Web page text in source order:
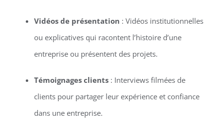
Vidéos de présentation : Vidéos institutionnelles
ou explicatives qui racontent l’histoire d’une
entreprise ou présentent des projets.
Témoignages clients: Interviews filmées de
clients pour partager leur expérience et confiance
dans une entreprise.